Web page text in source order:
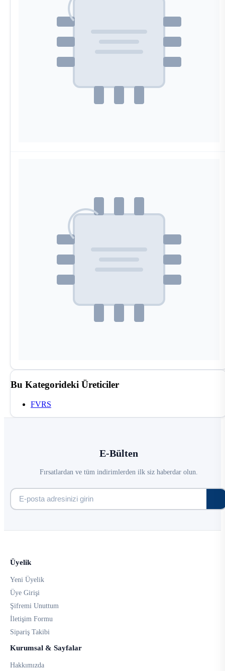
Bu Kategorideki Üreticiler
FVRS
E-Bülten
Fırsatlardan ve tüm indirimlerden ilk siz haberdar olun.
Üyelik
Yeni Üyelik
Üye Girişi
Şifremi Unuttum
İletişim Formu
Sipariş Takibi
Kurumsal & Sayfalar
Hakkımızda